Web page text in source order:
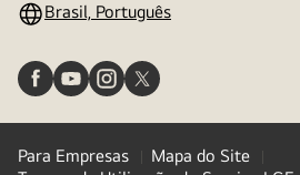
Brasil, Português
Para Empresas
Mapa do Site